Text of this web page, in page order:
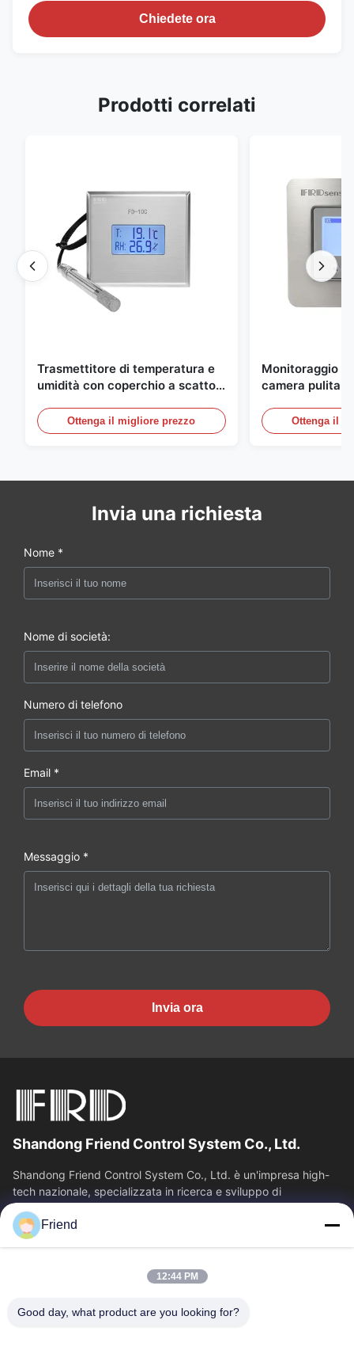
Chiedete ora
Prodotti correlati
Trasmettitore di temperatura e
umidità con coperchio a scatto
acciaio inossidabile 316L
Ottenga il migliore prezzo
Monitoraggio
camera pulita
inossidabile
medico/fumo
Ottenga il
Invia una richiesta
Nome *
Nome di società:
Numero di telefono
Email *
Messaggio *
Invia ora
Shandong Friend Control System Co., Ltd.
Shandong Friend Control System Co., Ltd. è un'impresa high-
tech nazionale, specializzata in ricerca e sviluppo di
strumentazione, produzione e...
Collegamenti Rapidi
Chi Siamo
Fatory Tour
Controllo Di Qualità
Friend
12:44 PM
Good day, what product are you looking for?